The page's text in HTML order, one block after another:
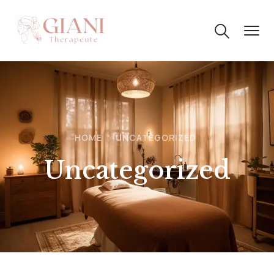
HOME UNCATEGORIZED
Uncategorized